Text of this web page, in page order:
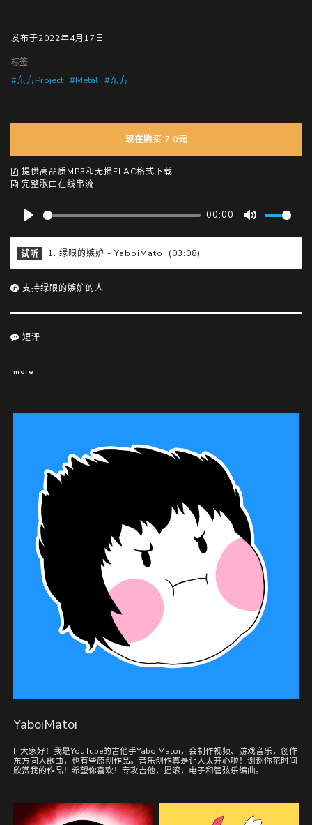
发布于2022年4月17日
标签:
#东方Project #Metal #东方
现在购买 7.0元
提供高品质MP3和无损FLAC格式下载
完整歌曲在线串流
l
a
00:00
试听 1. 绿眼的嫉妒 - YaboiMatoi (03:08)
支持绿眼的嫉妒的人
短评
more
YaboiMatoi
hi大家好！我是YouTube的吉他手YaboiMatoi，会制作视频、游戏音乐，创作
东方同人歌曲，也有些原创作品。音乐创作真是让人太开心啦！谢谢你花时间
欣赏我的作品！希望你喜欢！专攻吉他，摇滚，电子和管弦乐编曲。